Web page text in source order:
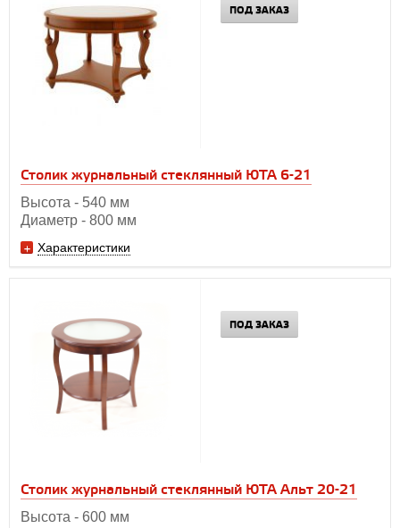
Столик журнальный стеклянный ЮТА 6-21
Высота - 540 мм
Диаметр - 800 мм
Характеристики
ПОД ЗАКАЗ
Столик журнальный стеклянный ЮТА Альт 20-21
Высота - 600 мм
ПОД ЗАКАЗ